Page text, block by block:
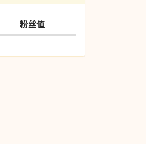
粉丝值